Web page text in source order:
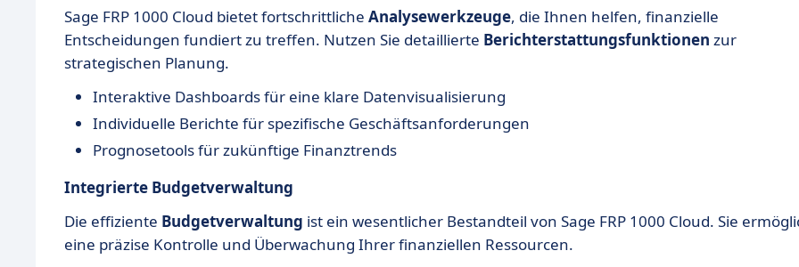
Sage FRP 1000 Cloud bietet fortschrittliche Analysewerkzeuge, die Ihnen helfen, finanzielle
Entscheidungen fundiert zu treffen. Nutzen Sie detaillierte Berichterstattungsfunktionen zur
strategischen Planung.
Interaktive Dashboards für eine klare Datenvisualisierung
Individuelle Berichte für spezifische Geschäftsanforderungen
Prognosetools für zukünftige Finanztrends
Integrierte Budgetverwaltung
Die effiziente Budgetverwaltung ist ein wesentlicher Bestandteil von Sage FRP 1000 Cloud. Sie
eine präzise Kontrolle und Überwachung Ihrer finanziellen Ressourcen.